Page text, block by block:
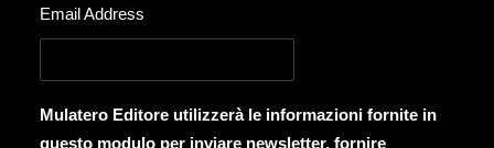
Email Address
Mulatero Editore utilizzerà le informazioni fornite in
questo modulo per inviare newsletter, fornire